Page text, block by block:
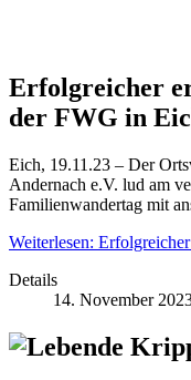
Erfolgreicher
der FWG in
Eich, 19.11.23 – Der
Andernach e.V. lud am
Familienwandertag mit
Weiterlesen:
Details
14. November